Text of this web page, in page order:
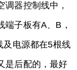
器控制线中，
端子板有A、B，
及电源都在5根线
是后配的，最好